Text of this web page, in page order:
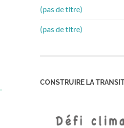
(pas de titre)
(pas de titre)
CONSTRUIRE LA